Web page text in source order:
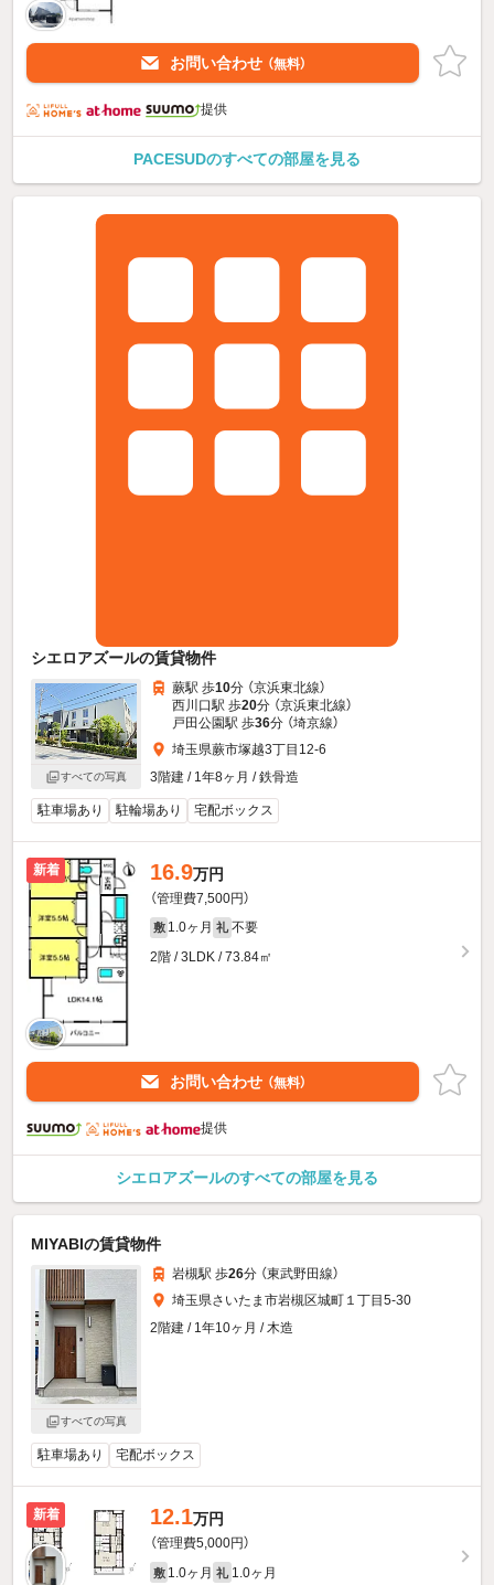
お問い合わせ （無料）
提供
PACESUDのすべての部屋を見る
シエロアズールの賃貸物件
すべての写真
蕨駅 歩10分 （京浜東北線）
西川口駅 歩20分 （京浜東北線）
戸田公園駅 歩36分 （埼京線）
埼玉県蕨市塚越3丁目12-6
3階建 / 1年8ヶ月 / 鉄骨造
駐車場あり 駐輪場あり 宅配ボックス
新着 16.9万円
（管理費7,500円）
敷 1.0ヶ月 礼 不要
2階 / 3LDK / 73.84㎡
お問い合わせ （無料）
提供
シエロアズールのすべての部屋を見る
MIYABIの賃貸物件
すべての写真
岩槻駅 歩26分 （東武野田線）
埼玉県さいたま市岩槻区城町１丁目5-30
2階建 / 1年10ヶ月 / 木造
駐車場あり 宅配ボックス
新着 12.1万円
（管理費5,000円）
敷 1.0ヶ月 礼 1.0ヶ月